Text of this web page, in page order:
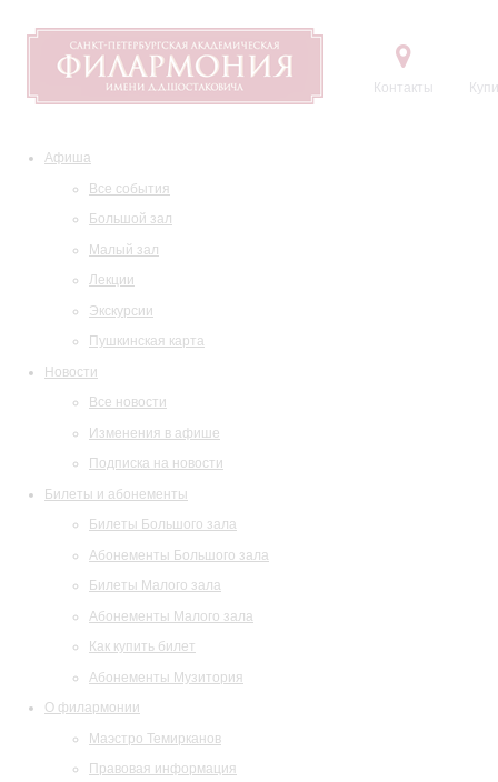
Контакты
Афиша
Все события
Большой зал
Малый зал
Лекции
Экскурсии
Пушкинская карта
Новости
Все новости
Изменения в афише
Подписка на новости
Билеты и абонементы
Билеты Большого зала
Абонементы Большого зала
Билеты Малого зала
Абонементы Малого зала
Как купить билет
Абонементы Музитория
О филармонии
Маэстро Темирканов
Правовая информация